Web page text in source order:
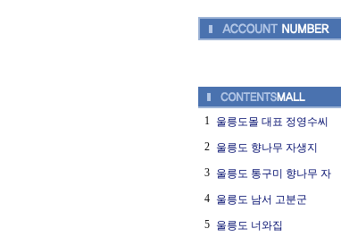
1 울릉도몰 대표 정영수씨
2 울릉도 향나무 자생지
3 울릉도 통구미 향나무 자
4 울릉도 남서 고분군
5 울릉도 너와집